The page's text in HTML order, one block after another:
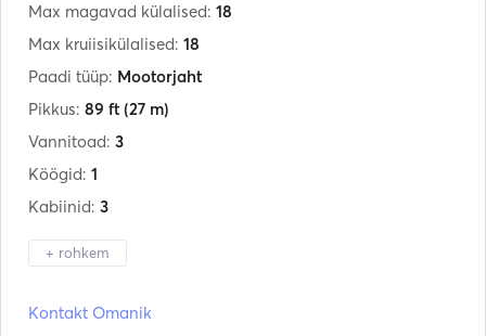
Max magavad külalised: 18
Max kruiisikülalised: 18
Paadi tüüp: Mootorjaht
Pikkus: 89 ft (27 m)
Vannitoad: 3
Köögid: 1
Kabiinid: 3
+ rohkem
Kontakt Omanik